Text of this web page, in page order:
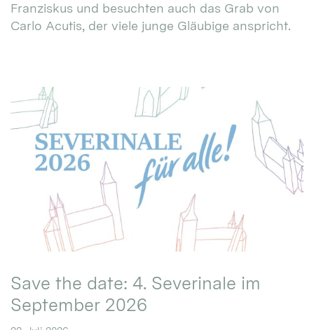
Franziskus und besuchten auch das Grab von
Carlo Acutis, der viele junge Gläubige anspricht.
Save the date: 4. Severinale im
September 2026